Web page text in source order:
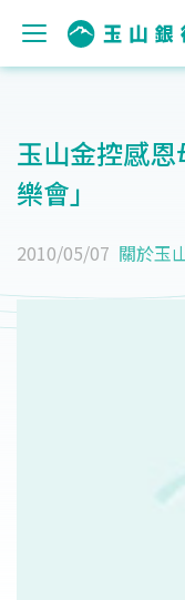
玉山金控感
樂會」
2010/05/07 關於玉